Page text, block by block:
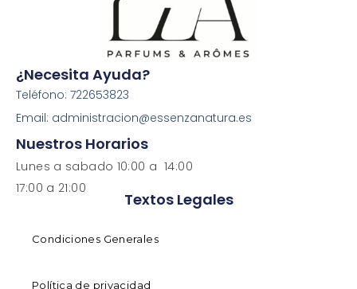
¿Necesita Ayuda?
Teléfono: 722653823
Email: administracion@essenzanatura.es
Nuestros Horarios
Lunes a sabado 10:00 a 14:00
17:00 a 21:00
Textos Legales
Condiciones Generales
Política de privacidad